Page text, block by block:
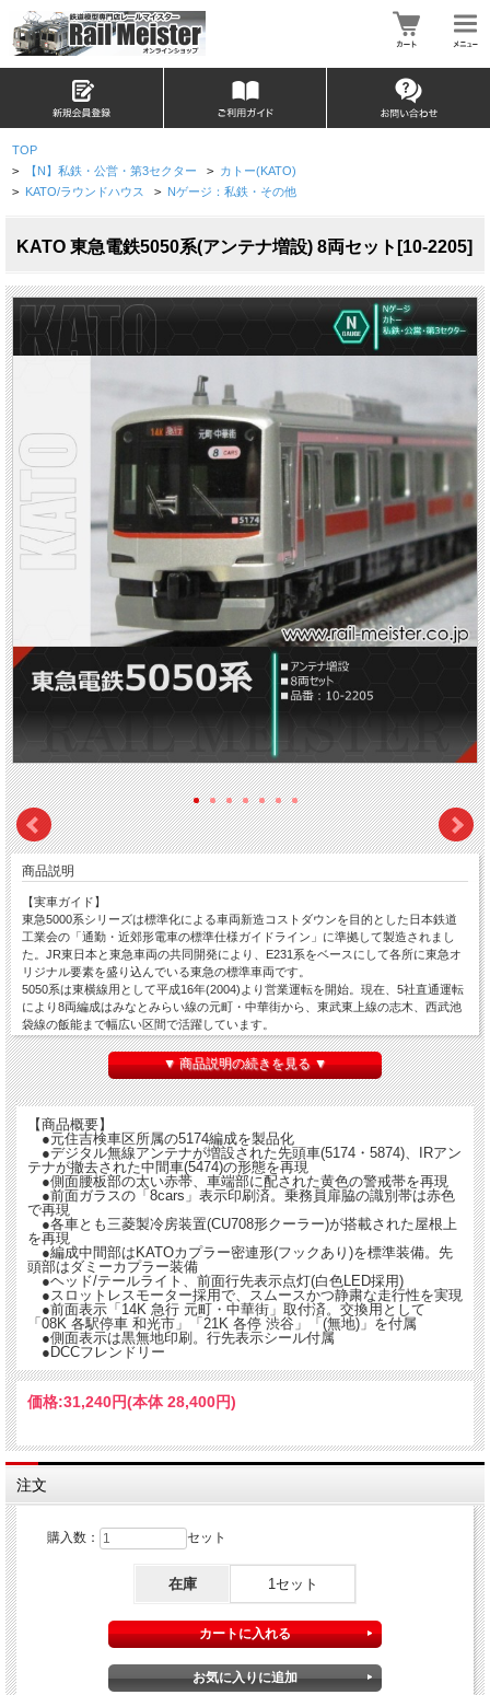
TOP
> 【N】私鉄・公営・第3セクター > カトー(KATO)
> KATO/ラウンドハウス > Nゲージ：私鉄・その他
KATO 東急電鉄5050系(アンテナ増設) 8両セット[10-2205]
商品説明
【実車ガイド】
東急5000系シリーズは標準化による車両新造コストダウンを目的とした日本鉄道
工業会の「通勤・近郊形電車の標準仕様ガイドライン」に準拠して製造されまし
た。JR東日本と東急車両の共同開発により、E231系をベースにして各所に東急オ
リジナル要素を盛り込んでいる東急の標準車両です。
5050系は東横線用として平成16年(2004)より営業運転を開始。現在、5社直通運転
により8両編成はみなとみらい線の元町・中華街から、東武東上線の志木、西武池
袋線の飯能まで幅広い区間で活躍しています。
▼ 商品説明の続きを見る ▼
【商品概要】
●元住吉検車区所属の5174編成を製品化
●デジタル無線アンテナが増設された先頭車(5174・5874)、IRアン
テナが撤去された中間車(5474)の形態を再現
●側面腰板部の太い赤帯、車端部に配された黄色の警戒帯を再現
●前面ガラスの「8cars」表示印刷済。乗務員扉脇の識別帯は赤色
で再現
●各車とも三菱製冷房装置(CU708形クーラー)が搭載された屋根上
を再現
●編成中間部はKATOカプラー密連形(フックあり)を標準装備。先
頭部はダミーカプラー装備
●ヘッド/テールライト、前面行先表示点灯(白色LED採用)
●スロットレスモーター採用で、スムースかつ静粛な走行性を実現
●前面表示「14K 急行 元町・中華街」取付済。交換用として
「08K 各駅停車 和光市」「21K 各停 渋谷」「(無地)」を付属
●側面表示は黒無地印刷。行先表示シール付属
●DCCフレンドリー
価格:31,240円(本体 28,400円)
注文
購入数： セット
在庫 1セット